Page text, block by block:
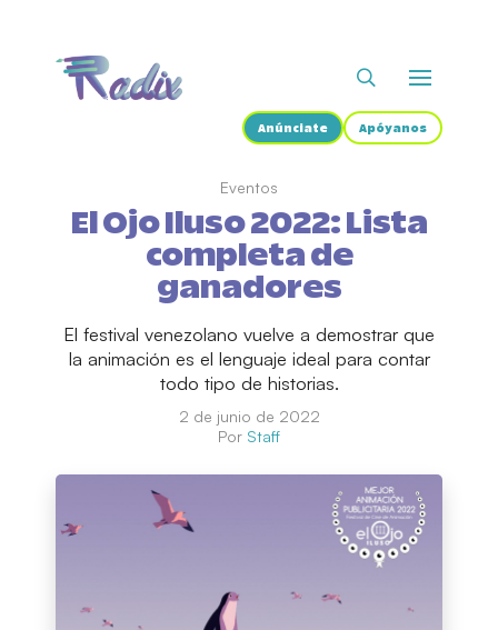
Anúnciate Apóyanos
Eventos
El Ojo Iluso 2022: Lista
completa de
ganadores
El festival venezolano vuelve a demostrar que
la animación es el lenguaje ideal para contar
todo tipo de historias.
2 de junio de 2022
Por Staff